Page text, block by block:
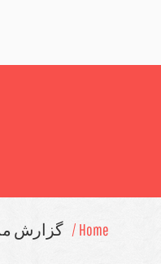
گزارش مدل